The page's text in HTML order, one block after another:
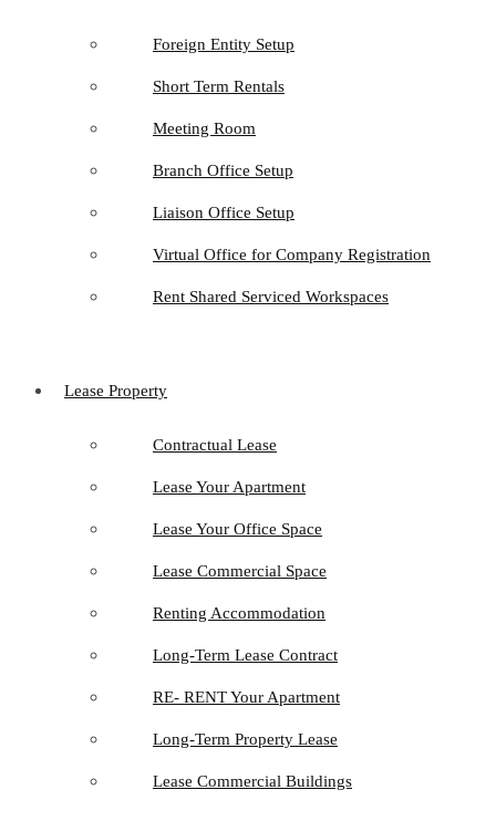
Foreign Entity Setup
Short Term Rentals
Meeting Room
Branch Office Setup
Liaison Office Setup
Virtual Office for Company Registration
Rent Shared Serviced Workspaces
Lease Property
Contractual Lease
Lease Your Apartment
Lease Your Office Space
Lease Commercial Space
Renting Accommodation
Long-Term Lease Contract
RE- RENT Your Apartment
Long-Term Property Lease
Lease Commercial Buildings